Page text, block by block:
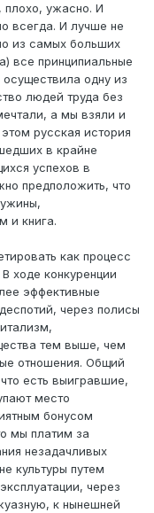
плохо, ужасно. И
всегда. И лучше не
из самых больших
все принципиальные
одну из
людей труда без
а мы взяли и
русская история
в крайне
успехов в
предположить, что
и книга.
как процесс
ходе конкуренции
эффективные
через полисы
тем выше, чем
отношения. Общий
есть выигравшие,
место
бонусом
мы платим за
незадачливых
культуры путем
через
к нынешней